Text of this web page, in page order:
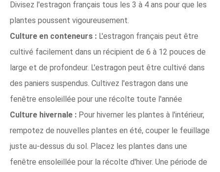
Divisez l'estragon français tous les 3 à 4 ans pour que les
plantes poussent vigoureusement.
Culture en conteneurs : L'estragon français peut être
cultivé facilement dans un récipient de 6 à 12 pouces de
large et de profondeur. L'estragon peut être cultivé dans
des paniers suspendus. Cultivez l'estragon dans une
fenêtre ensoleillée pour une récolte toute l'année
Culture hivernale : Pour hiverner les plantes à l'intérieur,
rempotez de nouvelles plantes en été, couper le feuillage
juste au-dessus du sol. Placez les plantes dans une
fenêtre ensoleillée pour la récolte d'hiver. Une période de